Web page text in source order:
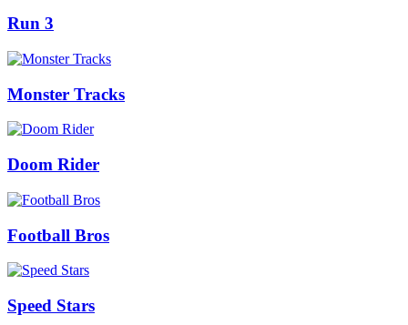
Run 3
Monster Tracks
Doom Rider
Football Bros
Speed Stars